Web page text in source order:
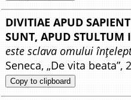
DIVITIAE APUD
SUNT, APUD STULTUM
este sclava omului
Seneca, „De vita beata”,
Copy to clipboard